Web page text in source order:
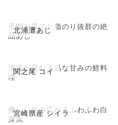
北浦灘あじ
手間が育てた脂のり抜群の絶
品あじ
関之尾 コイ
清流が育む上品な甘みの鯉料
理
宮崎県産 シイラ
優しい甘み広がるふわふわ白
身魚